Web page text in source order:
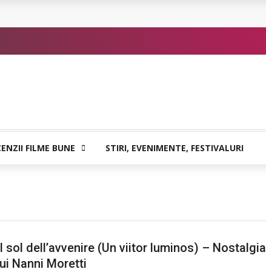
FILME BUNE STIRI, EVENIMENTE, FESTIVALURI
sol dell’avvenire (Un viitor luminos) – Nostalgia
Nanni Moretti